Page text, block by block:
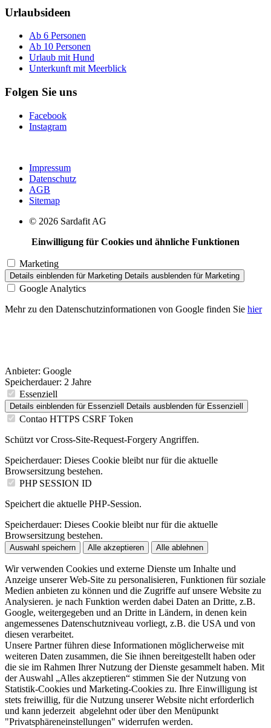
Urlaubsideen
Ab 6 Personen
Ab 10 Personen
Urlaub mit Hund
Unterkunft mit Meerblick
Folgen Sie uns
Facebook
Instagram
Impressum
Datenschutz
AGB
Sitemap
© 2026 Sardafit AG
Einwilligung für Cookies und ähnliche Funktionen
Marketing
Details einblenden für Marketing Details ausblenden für Marketing
Google Analytics
Mehr zu den Datenschutzinformationen von Google finden Sie hier
Anbieter: Google
Speicherdauer: 2 Jahre
Essenziell
Details einblenden für Essenziell Details ausblenden für Essenziell
Contao HTTPS CSRF Token
Schützt vor Cross-Site-Request-Forgery Angriffen.
Speicherdauer: Dieses Cookie bleibt nur für die aktuelle
Browsersitzung bestehen.
PHP SESSION ID
Speichert die aktuelle PHP-Session.
Speicherdauer: Dieses Cookie bleibt nur für die aktuelle
Browsersitzung bestehen.
Auswahl speichern Alle akzeptieren Alle ablehnen
Wir verwenden Cookies und externe Dienste um Inhalte und
Anzeige unserer Web-Site zu personalisieren, Funktionen für soziale
Medien anbieten zu können und die Zugriffe auf unsere Website zu
Analysieren. je nach Funktion werden dabei Daten an Dritte, z.B.
Google, weitergegeben und an Dritte in Ländern, in denen kein
angemessenes Datenschutzniveau vorliegt, z.B. die USA und von
diesen verarbeitet.
Unsere Partner führen diese Informationen möglicherweise mit
weiteren Daten zusammen, die Sie ihnen bereitgestellt haben oder
die sie im Rahmen Ihrer Nutzung der Dienste gesammelt haben. Mit
der Auswahl „Alles akzeptieren“ stimmen Sie der Nutzung von
Statistik-Cookies und Marketing-Cookies zu. Ihre Einwilligung ist
stets freiwillig, für die Nutzung unserer Website nicht erforderlich
und kann jederzeit abgelehnt oder über den Menüpunkt
"Privatsphäreneinstellungen" widerrufen werden.